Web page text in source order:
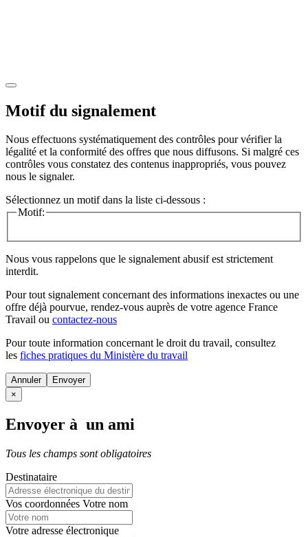
Motif du signalement
Nous effectuons systématiquement des contrôles pour vérifier la
légalité et la conformité des offres que nous diffusons. Si malgré ces
contrôles vous constatez des contenus inappropriés, vous pouvez
nous le signaler.
Sélectionnez un motif dans la liste ci-dessous :
Motif:
Nous vous rappelons que le signalement abusif est strictement
interdit.
Pour tout signalement concernant des informations inexactes ou une
offre déjà pourvue, rendez-vous auprès de votre agence France
Travail ou contactez-nous
Pour toute information concernant le droit du travail, consultez
les fiches pratiques du Ministère du travail
Annuler
×
Envoyer à un ami
Tous les champs sont obligatoires
Destinataire
Vos coordonnées Votre nom
Votre adresse électronique